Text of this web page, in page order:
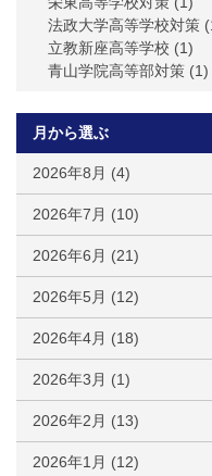
法政大学高等学校対策
立教新座高等学校 (1)
青山学院高等部対策 (1)
月から選ぶ
2026年8月 (4)
2026年7月 (10)
2026年6月 (21)
2026年5月 (12)
2026年4月 (18)
2026年3月 (1)
2026年2月 (13)
2026年1月 (12)